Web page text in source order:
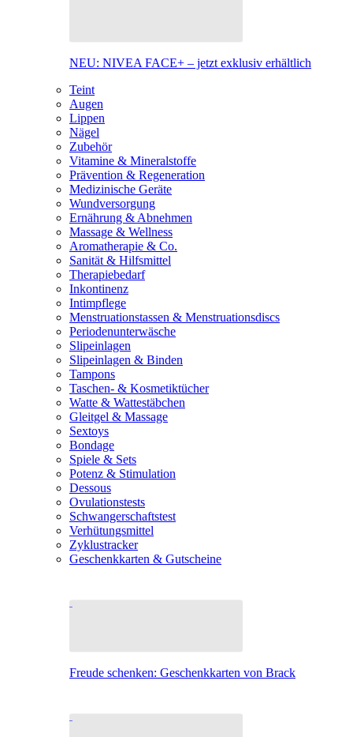
NEU: NIVEA FACE+ – jetzt exklusiv erhältlich
Teint
Augen
Lippen
Nägel
Zubehör
Vitamine & Mineralstoffe
Prävention & Regeneration
Medizinische Geräte
Wundversorgung
Ernährung & Abnehmen
Massage & Wellness
Aromatherapie & Co.
Sanität & Hilfsmittel
Therapiebedarf
Inkontinenz
Intimpflege
Menstruationstassen & Menstruationsdiscs
Periodenunterwäsche
Slipeinlagen
Slipeinlagen & Binden
Tampons
Taschen- & Kosmetiktücher
Watte & Wattestäbchen
Gleitgel & Massage
Sextoys
Bondage
Spiele & Sets
Potenz & Stimulation
Dessous
Ovulationstests
Schwangerschaftstest
Verhütungsmittel
Zyklustracker
Geschenkkarten & Gutscheine
Freude schenken: Geschenkkarten von Brack